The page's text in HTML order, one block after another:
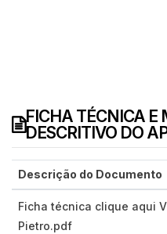
FICHA TÉCNICA E
DESCRITIVO DO
Descrição do Documento
Ficha técnica clique aqui
Pietro.pdf